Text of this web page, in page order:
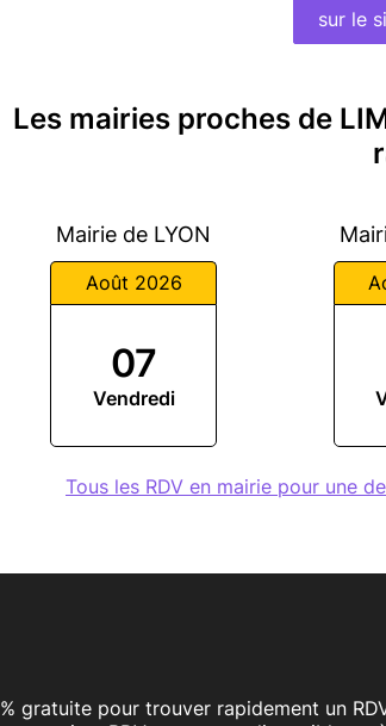
sur le
Les mairies proches de
Mairie de LYON
Août 2026
07
Vendredi
Tous les RDV en mairie pour une
gratuite pour trouver rapidement un